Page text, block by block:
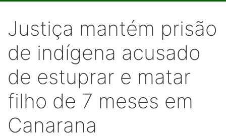
Justiça mantém prisão
de indígena acusado
de estuprar e matar
filho de 7 meses em
Canarana